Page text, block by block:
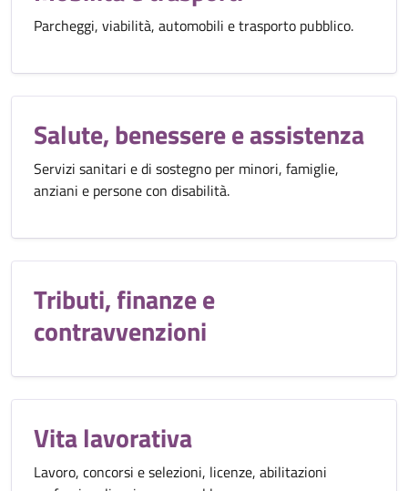
Parcheggi, viabilità, automobili e trasporto pubblico.
Salute, benessere e assistenza
Servizi sanitari e di sostegno per minori, famiglie,
anziani e persone con disabilità.
Tributi, finanze e
contravvenzioni
Vita lavorativa
Lavoro, concorsi e selezioni, licenze, abilitazioni